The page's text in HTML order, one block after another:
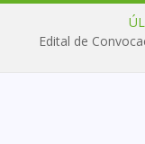
Edital de